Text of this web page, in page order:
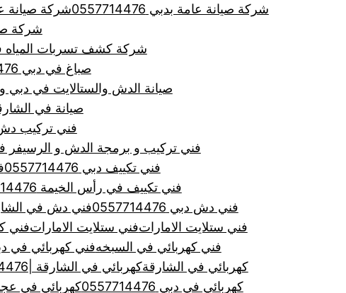
شركة صيانة عامة بدبي 0557714476
شركة صيانة
شركة صيانة عامة
شركة كشف تسربات المياه في
صباغ في دبي 0557714476
صيانة الدش والستالايت في دبي
صيانة في الشارقة
فني تركيب دش
فني تركيب و برمجة الدش و الرسيفر في راس
فني تكييف دبي 0557714476
فني تكييف في رأس الخيمة 0557714476
فني دش دبي 0557714476
فني دش في الشارقة
فني ستلايت الاماراتفني ستلايت الاماراتفني
فني كهربائي في السبخهفني كهربائي في دبي
كهربائي في الشارقةكهربائي في الشارقة |0557714476|لجميع اعمال صيانة
كهربائي في دبي 0557714476
كهربائي في